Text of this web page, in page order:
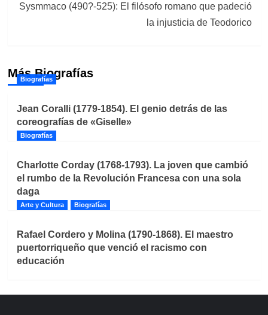
Sysmmaco (490?-525): El filósofo romano que padeció
la injusticia de Teodorico
Más Biografías
Biografías
Jean Coralli (1779-1854). El genio detrás de las
coreografías de «Giselle»
Biografías
Charlotte Corday (1768-1793). La joven que cambió
el rumbo de la Revolución Francesa con una sola
daga
Arte y Cultura Biografías
Rafael Cordero y Molina (1790-1868). El maestro
puertorriqueño que venció el racismo con
educación